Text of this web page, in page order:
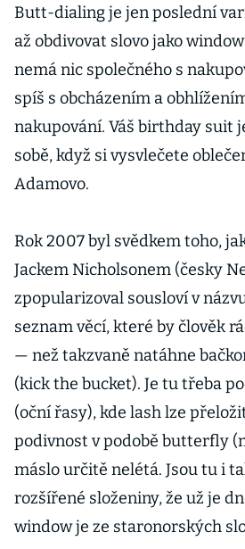
Butt-dialing je jen poslední
až obdivovat slovo jako
nemá nic společného s
spíš s obcházením a
nakupování. Váš birthday suit
sobě, když si vysvlečete
Adamovo.
Rok 2007 byl svědkem toho,
Jackem Nicholsonem (česky
zpopularizoval sousloví v
seznam věcí, které by člověk
— než takzvaně natáhne
(kick the bucket). Je tu třeba
(oční řasy), kde lash lze
podivnost v podobě butterfly
máslo určitě nelétá. Jsou tu i
rozšířené složeniny, že už je
window je ze staronorských